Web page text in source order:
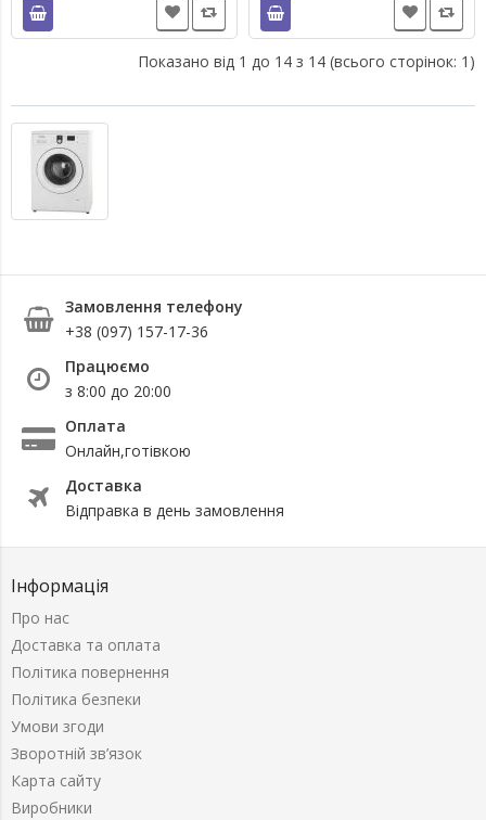
Показано від 1 до 14 з 14 (всього сторінок: 1)
Замовлення телефону
+38 (097) 157-17-36
Працюємо
з 8:00 до 20:00
Оплата
Онлайн,готівкою
Доставка
Відправка в день замовлення
Інформація
Про нас
Доставка та оплата
Політика повернення
Політика безпеки
Умови згоди
Зворотній зв’язок
Карта сайту
Виробники